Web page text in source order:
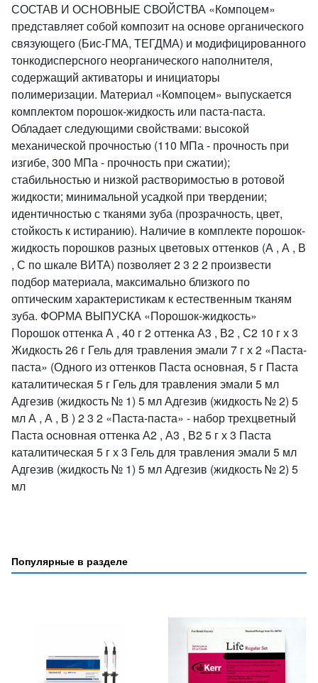
СОСТАВ И ОСНОВНЫЕ СВОЙСТВА «Компоцем»
представляет собой композит на основе органического
связующего (Бис-ГМА, ТЕГДМА) и модифицированного
тонкодисперсного неорганического наполнителя,
содержащий активаторы и инициаторы
полимеризации. Материал «Компоцем» выпускается
комплектом порошок-жидкость или паста-паста.
Обладает следующими свойствами: высокой
механической прочностью (110 МПа - прочность при
изгибе, 300 МПа - прочность при сжатии);
стабильностью и низкой растворимостью в ротовой
жидкости; минимальной усадкой при твердении;
идентичностью с тканями зуба (прозрачность, цвет,
стойкость к истиранию). Наличие в комплекте порошок-
жидкость порошков разных цветовых оттенков (А , А , В
, С по шкале ВИТА) позволяет 2 3 2 2 произвести
подбор материала, максимально близкого по
оптическим характеристикам к естественным тканям
зуба. ФОРМА ВЫПУСКА «Порошок-жидкость»
Порошок оттенка А , 40 г 2 оттенка А3 , В2 , С2 10 г х 3
Жидкость 26 г Гель для травления эмали 7 г х 2 «Паста-
паста» (Одного из оттенков Паста основная, 5 г Паста
каталитическая 5 г Гель для травления эмали 5 мл
Адгезив (жидкость № 1) 5 мл Адгезив (жидкость № 2) 5
мл А , А , В ) 2 3 2 «Паста-паста» - набор трехцветный
Паста основная оттенка А2 , А3 , В2 5 г х 3 Паста
каталитическая 5 г х 3 Гель для травления эмали 5 мл
Адгезив (жидкость № 1) 5 мл Адгезив (жидкость № 2) 5
мл
Популярные в разделе